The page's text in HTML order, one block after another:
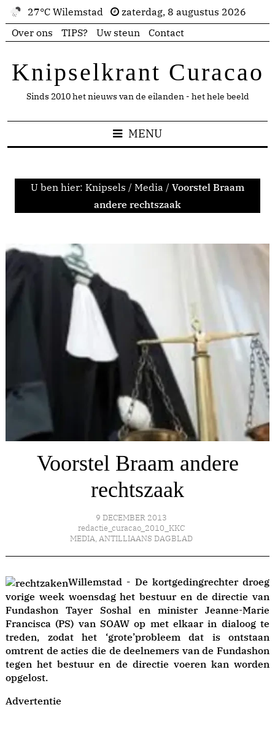
27°C Wilemstad
zaterdag, 8 augustus 2026
Over ons
TIPS? Uw steun Contact
Knipselkrant Curacao
Sinds 2010 het nieuws van de eilanden - het hele beeld
MENU
U ben hier: Knipsels / Media / Voorstel Braam
andere rechtszaak
Voorstel Braam andere
rechtszaak
9 DECEMBER 2013
redactie_curacao_2010_KKC
MEDIA, ANTILLIAANS DAGBLAD
Willemstad - De kortgedingrechter droeg
vorige week woensdag het bestuur en de directie van
Fundashon Tayer Soshal en minister Jeanne-Marie
Francisca (PS) van SOAW op met elkaar in dialoog te
treden, zodat het ‘grote’probleem dat is ontstaan
omtrent de acties die de deelnemers van de Fundashon
tegen het bestuur en de directie voeren kan worden
opgelost.
Advertentie